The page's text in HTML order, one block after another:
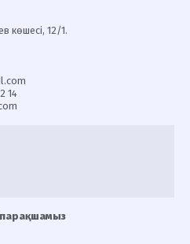
көшесі, 12/1.
14
парақшамыз